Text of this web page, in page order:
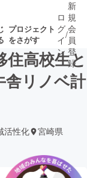
プロジェクト
をさがす
いプ
音楽
ロ
グ
イ
ン
/
新
規
会
員
登
録
住高校生と
舎リノベ計
活性化 宮崎県